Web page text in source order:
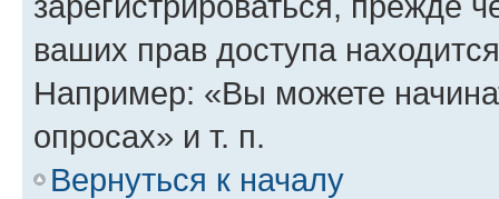
ваших прав доступа
Например: «Вы можете
опросах» и т. п.
Вернуться к началу